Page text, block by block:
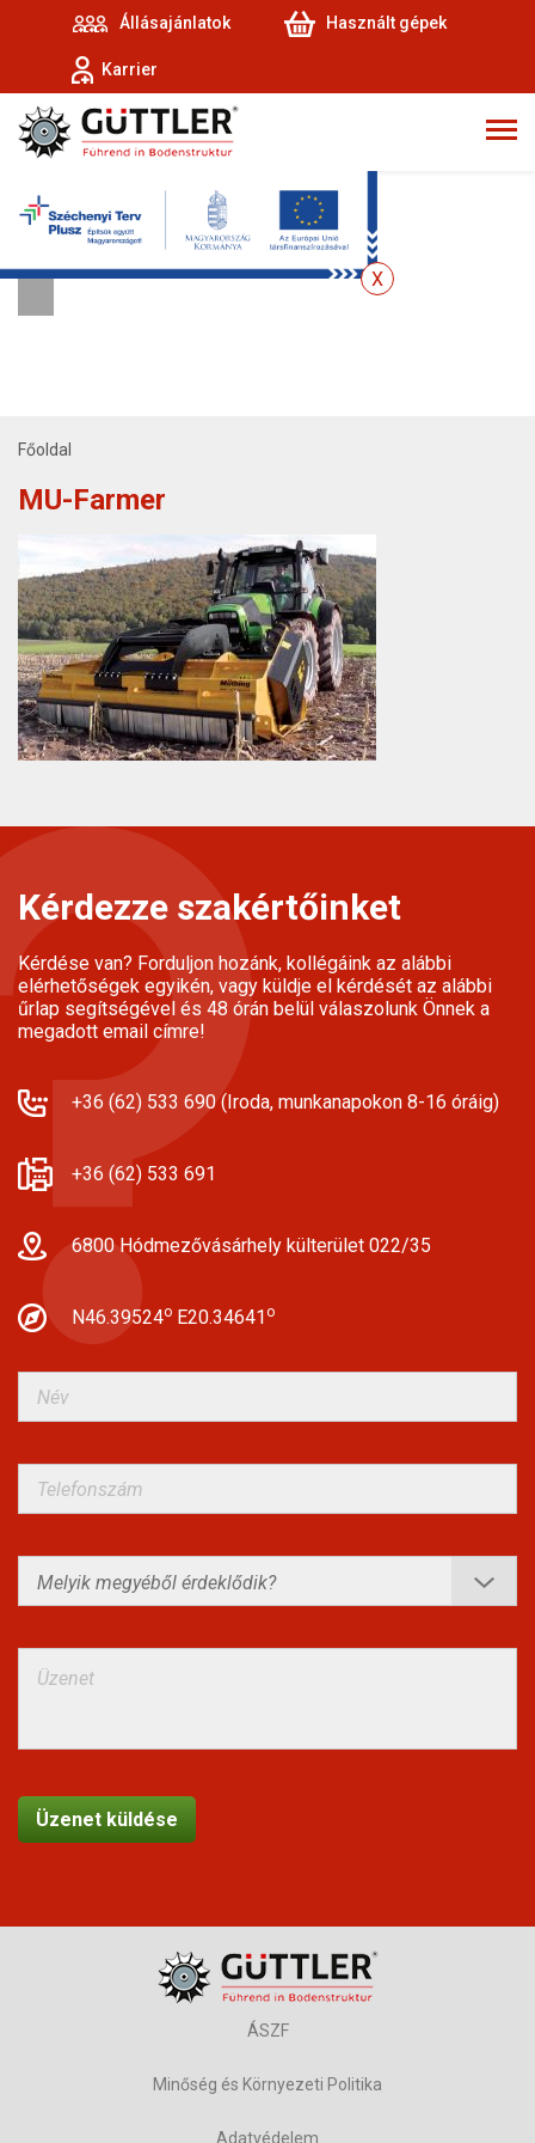
Állásajánlatok Használt gépek
Karrier
Főoldal
MU-Farmer
Kérdezze szakértőinket
Kérdése van? Forduljon hozánk, kollégáink az alábbi
elérhetőségek egyikén, vagy küldje el kérdését az alábbi
űrlap segítségével és 48 órán belül válaszolunk Önnek a
megadott email címre!
+36 (62) 533 690 (Iroda, munkanapokon 8-16 óráig)
+36 (62) 533 691
6800 Hódmezővásárhely külterület 022/35
N46.39524o E20.34641 o
ÁSZF
Minőség és Környezeti Politika
Adatvédelem